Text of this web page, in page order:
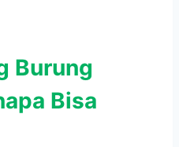
Burung
Bisa